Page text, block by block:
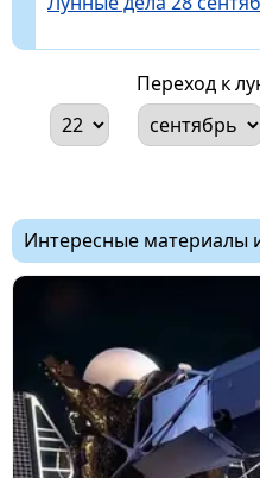
Переход к
Интересные материалы